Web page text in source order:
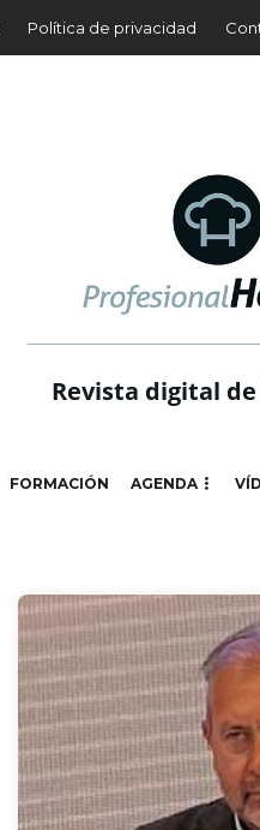
Política de privacidad
Revista digital
FORMACIÓN AGENDA